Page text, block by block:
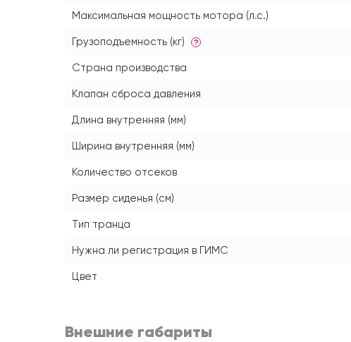
Максимальная мощность мотора (л.с.)
Грузоподъемность (кг) ?
Страна производства
Клапан сброса давления
Длина внутренняя (мм)
Ширина внутренняя (мм)
Количество отсеков
Размер сиденья (см)
Тип транца
Нужна ли регистрация в ГИМС
Цвет
Внешние габариты